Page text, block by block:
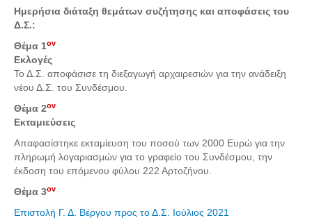
Ηλεκτρονική έκδοση Αρτοζήνου
Ανακοινώσεις
Η ιστοσελίδα μας
Επικοινωνία
Τα Νέα
Τα Τελευταία Νέα
Αυτοί που έφυγαν για πάντα
Γάμοι - Γεννήσεις - Βαπτίσεις
Ημερήσια διάταξη θεμάτων συζήτησης και αποφάσεις του
Δ.Σ.:
Θέμα 1ον
Εκλογές
Το Δ.Σ. αποφάσισε τη διεξαγωγή αρχαιρεσιών για την ανάδειξη
νέου Δ.Σ. του Συνδέσμου.
Θέμα 2ον
Εκταμιεύσεις
Απαφασίστηκε εκταμίευση του ποσού των 2000 Ευρώ για την
πληρωμή λογαριασμών για το γραφείο του Συνδέσμου, την
έκδοση του επόμενου φύλου 222 Αρτοζήνου.
Θέμα 3ον
Επιστολή Γ. Δ. Βέργου προς το Δ.Σ. Ιούλιος 2021